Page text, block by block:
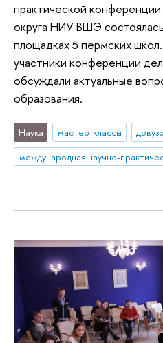
практической
округа НИУ ВШЭ
площадках 5 пермских
участники конференции
обсуждали актуальные
образования.
Наука мастер-классы